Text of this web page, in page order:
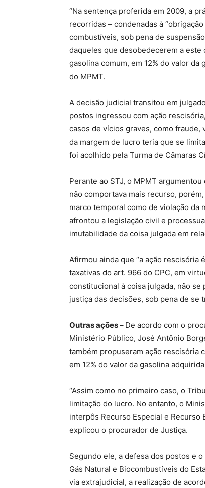
“Na sentença proferida em 2009, a
recorridas – condenadas à
combustíveis, sob pena de
daqueles que desobedecerem a
gasolina comum, em 12% do valor
do MPMT.
A decisão judicial transitou em
postos ingressou com ação
casos de vícios graves, como fraude,
da margem de lucro teria que se
foi acolhido pela Turma de Câmaras
Perante ao STJ, o MPMT
não comportava mais recurso,
marco temporal como de violação da
afrontou a legislação civil e
imutabilidade da coisa julgada em
Afirmou ainda que “a ação rescisória
taxativas do art. 966 do CPC, em
constitucional à coisa julgada, não se
justiça das decisões, sob pena de se
Outras ações – De acordo com o
Ministério Público, José Antônio
também propuseram ação rescisória
em 12% do valor da gasolina
“Assim como no primeiro caso, o
limitação do lucro. No entanto, o
interpôs Recurso Especial e Recurso
explicou o procurador de Justiça.
Segundo ele, a defesa dos postos e
Gás Natural e Biocombustíveis do
via extrajudicial, a realização de